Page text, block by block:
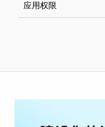
应用权限